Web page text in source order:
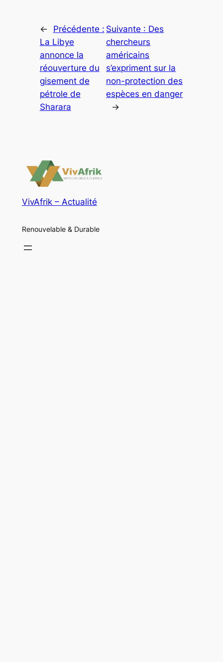
←
Précédente :
La Libye
annonce la
réouverture du
gisement de
pétrole de
Sharara
Suivante : Des
chercheurs
américains
s’expriment sur la
non-protection des
espèces en danger
→
VivAfrik – Actualité
Renouvelable & Durable